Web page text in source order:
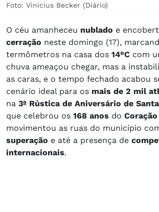
Foto: Vinicius Becker (Diário)
O céu amanheceu nublado e
cerração neste domingo (17),
termômetros na casa dos 14°C com
chuva ameaçou chegar, mas a
as caras, e o tempo fechado acabou
cenário ideal para os mais de 2 mil
na 3ª Rústica de Aniversário de
que celebrou os 168 anos do
movimentou as ruas do município
superação e até a presença de
internacionais.